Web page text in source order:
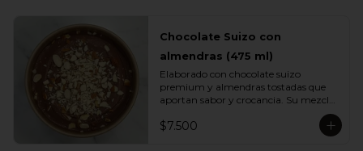
Chocolate Suizo con
almendras (475 ml)
Elaborado con chocolate suizo
premium y almendras tostadas que
aportan sabor y crocancia. Su mezcla
equilibrio perfecto entre intensidad,
dulzor y textura. Un sabor sofisticado
$7.500